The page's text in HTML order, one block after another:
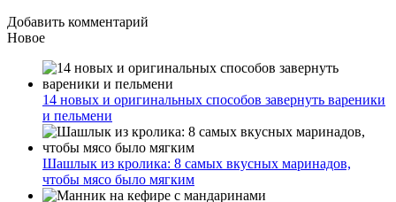
Добавить комментарий
Новое
14 новых и оригинальных способов завернуть вареники
и пельмени
Шашлык из кролика: 8 самых вкусных маринадов,
чтобы мясо было мягким